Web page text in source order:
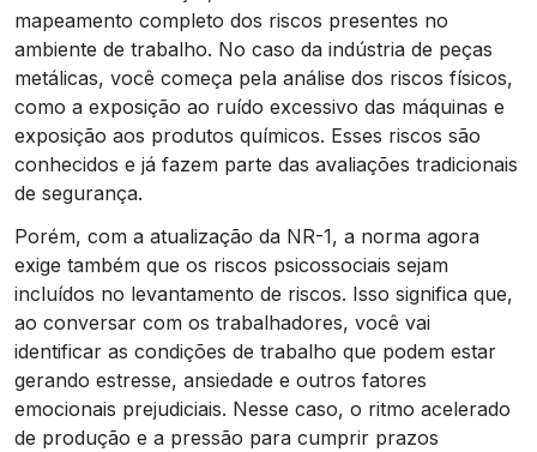
mapeamento completo dos riscos presentes no
ambiente de trabalho. No caso da indústria de peças
metálicas, você começa pela análise dos riscos físicos,
como a exposição ao ruído excessivo das máquinas e
exposição aos produtos químicos. Esses riscos são
conhecidos e já fazem parte das avaliações tradicionais
de segurança.
Porém, com a atualização da NR-1, a norma agora
exige também que os riscos psicossociais sejam
incluídos no levantamento de riscos. Isso significa que,
ao conversar com os trabalhadores, você vai
identificar as condições de trabalho que podem estar
gerando estresse, ansiedade e outros fatores
emocionais prejudiciais. Nesse caso, o ritmo acelerado
de produção e a pressão para cumprir prazos